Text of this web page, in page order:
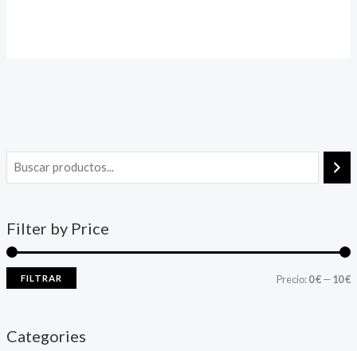
Filter by Price
FILTRAR Precio:0 €—10 €
Categories